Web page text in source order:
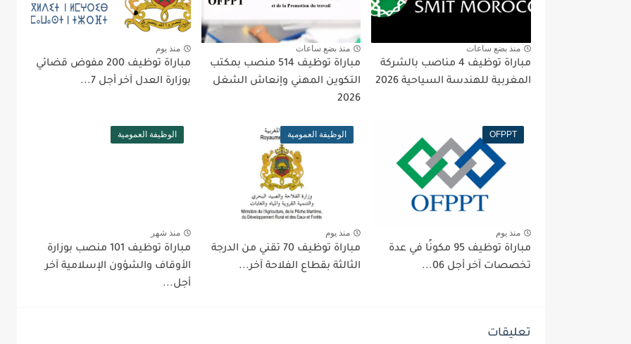
منذ بضع ساعات
مباراة توظيف 4 مناصب بالشركة
المغربية للهندسة السياحية 2026
منذ بضع ساعات
مباراة توظيف 514 منصب بمكتب
التكوين المهني وإنعاش الشغل
2026
منذ يوم
مباراة توظيف 200 مفوض قضائي
بوزارة العدل آخر أجل 7...
OFPPT
منذ يوم
مباراة توظيف 95 مكونًا في عدة
تخصصات آخر أجل 06...
الوظيفة العمومية
منذ يوم
مباراة توظيف 70 تقني من الدرجة
الثالثة بقطاع الفلاحة آخر...
الوظيفة العمومية
منذ شهر
مباراة توظيف 101 منصب بوزارة
الأوقاف والشؤون الإسلامية آخر
أجل...
تعليقات